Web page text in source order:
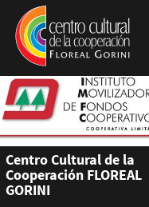
Pasar al contenido principal
Jump to main content
Centro Cultural de la
Cooperación FLOREAL
GORINI